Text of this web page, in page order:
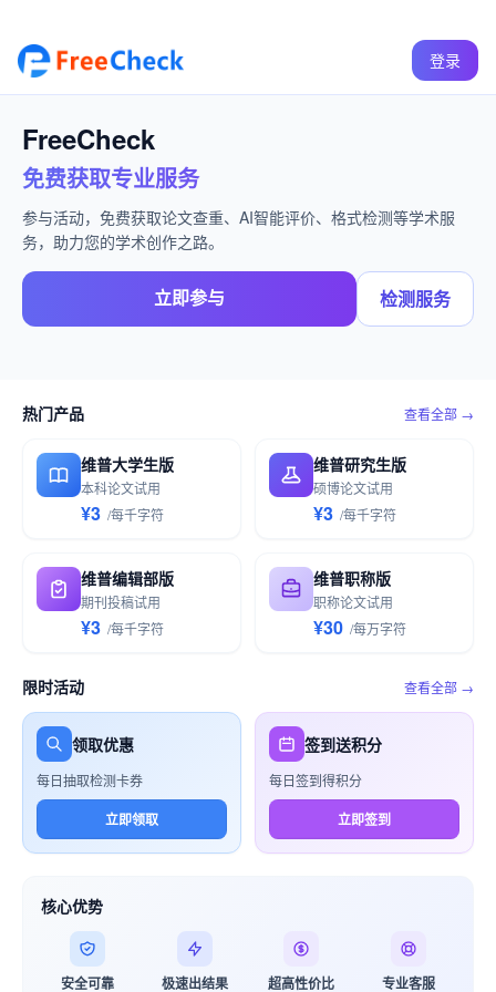
登录
FreeCheck
免费获取专业服务
参与活动，免费获取论文查重、AI智能评价、格式检测等学术服
务，助力您的学术创作之路。
立即参与 检测服务
热门产品 查看全部 →
维普大学生版
本科论文试用
¥3 /每千字符
维普研究生版
硕博论文试用
¥3 /每千字符
维普编辑部版
期刊投稿试用
¥3 /每千字符
维普职称版
职称论文试用
¥30 /每万字符
限时活动 查看全部 →
领取优惠
每日抽取检测卡券
立即领取
签到送积分
每日签到得积分
立即签到
核心优势
安全可靠 极速出结果 超高性价比 专业客服